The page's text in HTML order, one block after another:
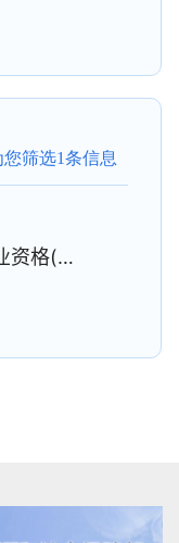
您筛选1条信息